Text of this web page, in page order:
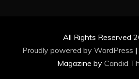
All Rights Reserved
Proudly powered by WordPress |
Magazine by Candid